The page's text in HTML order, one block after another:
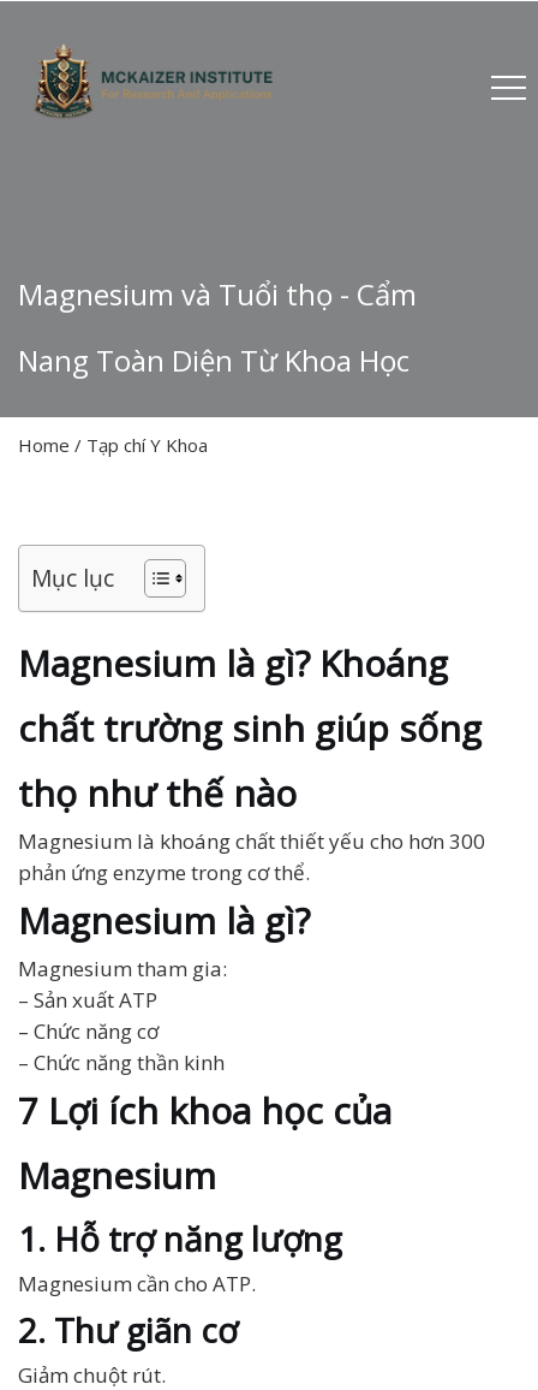
Magnesium và Tuổi thọ - Cẩm
Nang Toàn Diện Từ Khoa Học
Home / Tạp chí Y Khoa
Mục lục
Magnesium là gì? Khoáng
chất trường sinh giúp sống
thọ như thế nào
Magnesium là khoáng chất thiết yếu cho hơn 300
phản ứng enzyme trong cơ thể.
Magnesium là gì?
Magnesium tham gia:
– Sản xuất ATP
– Chức năng cơ
– Chức năng thần kinh
7 Lợi ích khoa học của
Magnesium
1. Hỗ trợ năng lượng
Magnesium cần cho ATP.
2. Thư giãn cơ
Giảm chuột rút.